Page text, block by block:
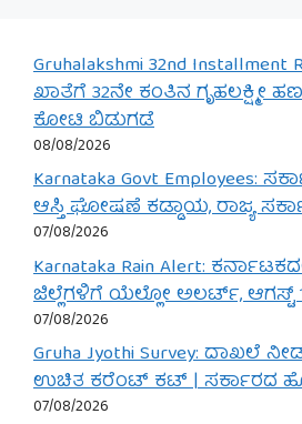
Gruhalakshmi 32nd
ಖಾತೆಗೆ 32ನೇ ಕಂತಿನ ಗೃಹಲಕ್ಷ್ಮೀ
ಕೋಟಿ ಬಿಡುಗಡೆ
08/08/2026
Karnataka Govt Employees:
ಆಸ್ತಿ ಘೋಷಣೆ ಕಡ್ಡಾಯ, ರಾಜ್ಯ
07/08/2026
Karnataka Rain Alert:
ಜಿಲ್ಲೆಗಳಿಗೆ ಯೆಲ್ಲೋ ಅಲರ್ಟ್, ಆಗಸ್ಟ್
07/08/2026
Gruha Jyothi Survey: ದಾಖಲೆ
ಉಚಿತ ಕರೆಂಟ್ ಕಟ್ | ಸರ್ಕಾರದ
07/08/2026